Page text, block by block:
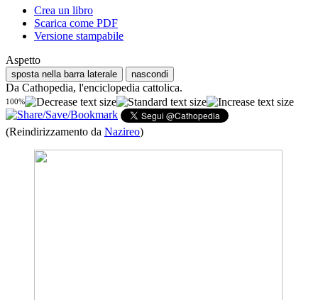
Crea un libro
Scarica come PDF
Versione stampabile
Aspetto
sposta nella barra laterale nascondi
Da Cathopedia, l'enciclopedia cattolica.
100%
(Reindirizzamento da Nazireo)